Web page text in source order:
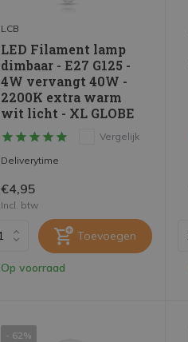
LCB
LED Filament lamp
dimbaar - E27 G125 -
4W vervangt 40W -
2200K extra warm
wit licht - XL GLOBE
Vergelijk
Deliverytime
€4,95
Incl. btw
Toevoegen
Op voorraad
- 62%